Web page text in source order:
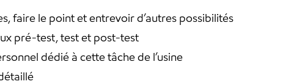
faire le point et entrevoir d’autres possibilités
pré-test, test et post-test
dédié à cette tâche de l’usine